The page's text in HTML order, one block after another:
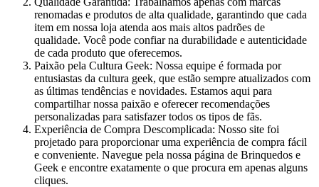
renomadas e produtos de alta qualidade, garantindo que cada
item em nossa loja atenda aos mais altos padrões de
qualidade. Você pode confiar na durabilidade e autenticidade
de cada produto que oferecemos.
Paixão pela Cultura Geek: Nossa equipe é formada por
entusiastas da cultura geek, que estão sempre atualizados com
as últimas tendências e novidades. Estamos aqui para
compartilhar nossa paixão e oferecer recomendações
personalizadas para satisfazer todos os tipos de fãs.
Experiência de Compra Descomplicada: Nosso site foi
projetado para proporcionar uma experiência de compra fácil
e conveniente. Navegue pela nossa página de Brinquedos e
Geek e encontre exatamente o que procura em apenas alguns
cliques.